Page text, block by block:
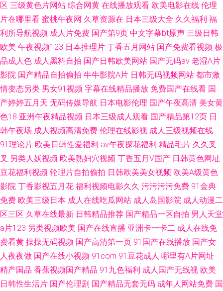
区 三级黄色片网站 综合网黄 在线播放观看 欧美电影在线 伦理
片在哪里看 蜜桃午夜网 久草资源在 日本三级大全 久久福利 福
利所导航视频 成人片免费 国产第9页 中文字幕bt原声 三级日韩
欧美 午夜视频123 日本推理片 丁香五月网站 国产免费看视频 极
品成人色 成人黑料自拍 国产日韩欧美网站 国产无码av 老湿A片
影院 国产精品自拍偷拍 牛牛影院A片 日韩无码视频网站 都市激
情变态另类 男女91视频 字幕在线精品播放 免费国产在线看 国
产婷婷五月天 无码传媒导航 日本电影伦理 国产午夜高清 美女黄
色18 亚洲午夜精品视频 日本三级成人观看 国产精品第12页 日
韩午夜场 成人视频高清免费 伦理在线影视 成人三级视频在线
91理论片 欧美日韩性爱福利 av午夜探花福利 精品毛片 久久叉
叉 另类人妖视频 欧美熟妇穴视频 丁香五月V国产 日韩黄色网址
豆花福利视频 轮理片自拍偷拍 日韩欧美美女视频 欧美A级黄色
影院 丁香影视五月花 福利视频电影久久 污污污污免费 91金典
免费 欧美三级日本 成人在线吃瓜网站 成人岛国影院 成人动漫二
区三区 久草在线最新 日韩精品推荐 国产精品一区自拍 男人天堂
a片123 另类视频欧美 国产在线直播 亚洲卡一卡二 成人在线免
费看黄 操操无码视频 国产高清第一页 91国产在线播放 国产女
人夜夜做 国产在线小视频 91com 91豆花成人 哪里有A片网址
精产国品 香蕉视频国产精品 91九色福利 成人国产无线视 欧美
日韩性生活片 国产伦理剧 国产精品无套无码 成年人网站免费 国